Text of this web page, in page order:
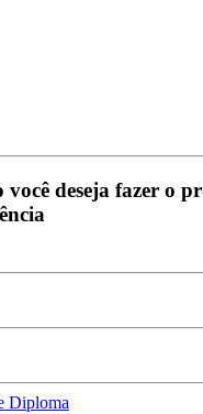
deseja fazer o
Diploma